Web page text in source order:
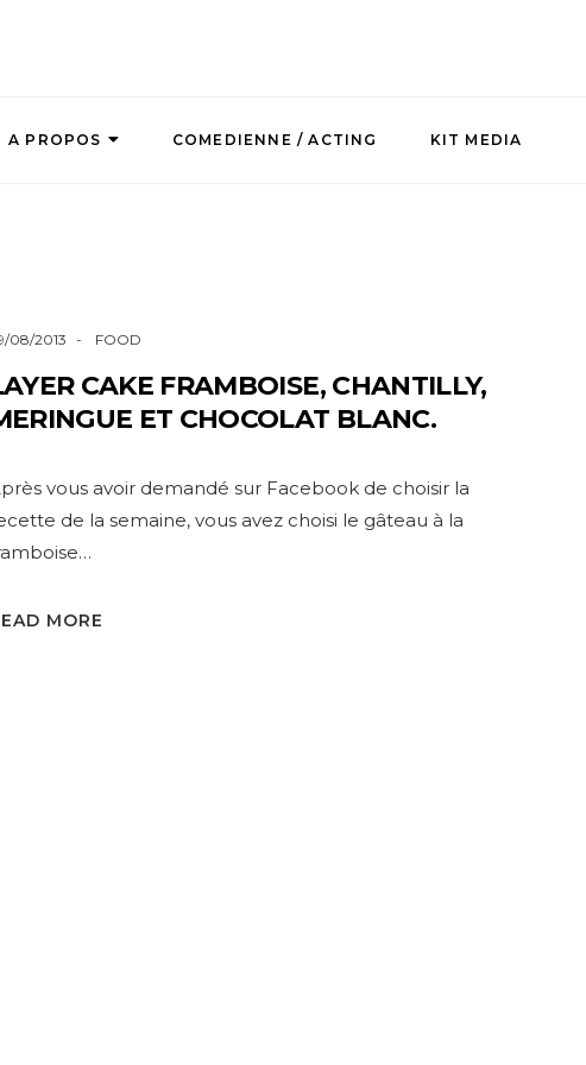
A PROPOS COMEDIENNE / ACTING KIT MEDIA
08/2013 FOOD
CAKE FRAMBOISE, CHANTILLY,
ET CHOCOLAT BLANC.
vous avoir demandé sur Facebook de choisir la
de la semaine, vous avez choisi le gâteau à la
MORE